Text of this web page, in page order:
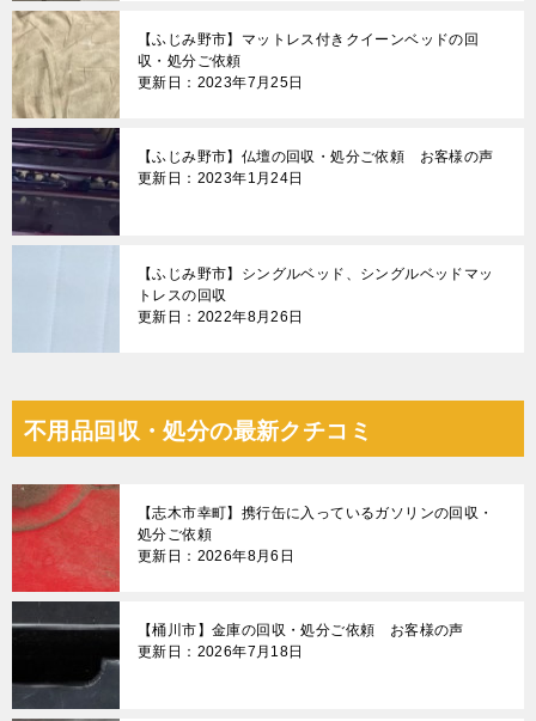
【ふじみ野市】マットレス付きクイーンベッドの回
収・処分ご依頼
更新日：2023年7月25日
【ふじみ野市】仏壇の回収・処分ご依頼 お客様の声
更新日：2023年1月24日
【ふじみ野市】シングルベッド、シングルベッドマッ
トレスの回収
更新日：2022年8月26日
不用品回収・処分の最新クチコミ
【志木市幸町】携行缶に入っているガソリンの回収・
処分ご依頼
更新日：2026年8月6日
【桶川市】金庫の回収・処分ご依頼 お客様の声
更新日：2026年7月18日